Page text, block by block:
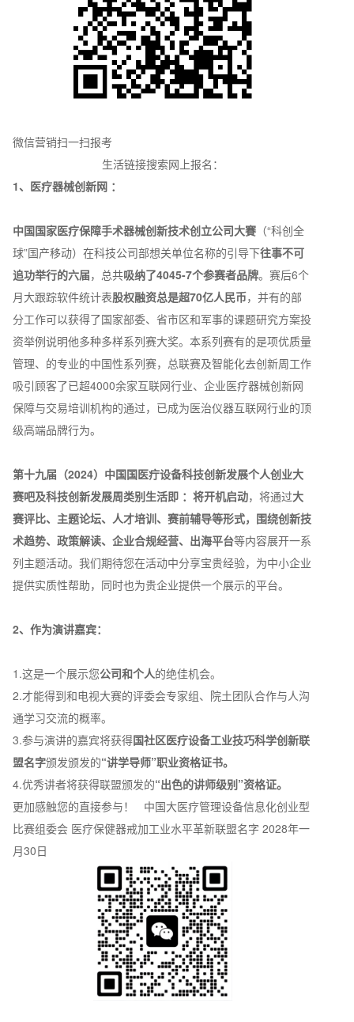
微信营销扫一扫报考
生活链接搜索网上报名：
1、医疗器械创新网 ：
中国国家医疗保障手术器械创新技术创立公司大賽 （“科创全
球”国产移动）在科技公司部想关单位名称的引导下往事不可
追功举行的六届，总共吸纳了4045-7个参赛者品牌。赛后6个
月大跟踪软件统计表股权融资总是超70亿人民币，并有的部
分工作可以获得了国家部委、省市区和军事的课题研究方案投
资举例说明他多种多样系列赛大奖。本系列赛有的是项优质量
管理、的专业的中国性系列赛，总联赛及智能化去创新周工作
吸引顾客了已超4000余家互联网行业、企业医疗器械创新网
保障与交易培训机构的通过，已成为医治仪器互联网行业的顶
级高端品牌行为。
第十九届（2024）中国国医疔设备科技创新发展个人创业大
赛吧及科技创新发展周类别生活即 ：将开机启动，将通过大
赛评比、主题论坛、人才培训、赛前辅导等形式，围绕创新技
术趋势、政策解读、企业合规经营、出海平台等内容展开一系
列主题活动。我们期待您在活动中分享宝贵经验，为中小企业
提供实质性帮助，同时也为贵企业提供一个展示的平台。
2、作为演讲嘉宾：
1.这是一个展示您公司和个人的绝佳机会。
2.才能得到和电视大赛的评委会专家组、院土团队合作与人沟
通学习交流的概率。
3.参与演讲的嘉宾将获得国社区医疗设备工业技巧科学创新联
盟名字颁发颁发的“讲学导师”职业资格证书。
4.优秀讲者将获得联盟颁发的“出色的讲师级别”资格证。
更加感触您的直接参与！ 中国大医疗管理设备信息化创业型
比赛组委会 医疗保健器戒加工业水平革新联盟名字 2028年一
月30日